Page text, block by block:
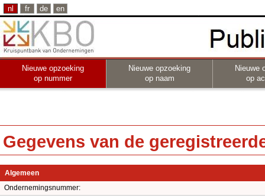
nl fr de en
Nieuwe opzoeking
op nummer
Nieuwe opzoeking
op naam
Nieuwe
op
Gegevens van de
Algemeen
Ondernemingsnummer: